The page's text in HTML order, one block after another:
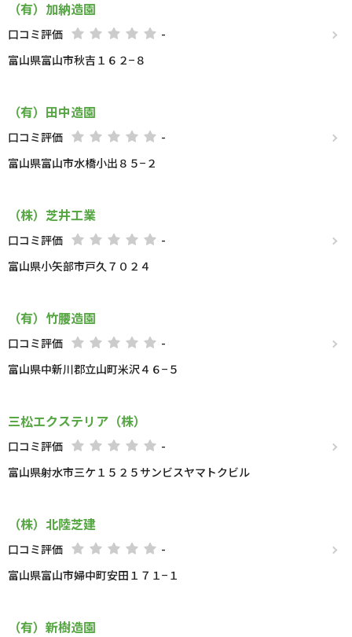
（有）加納造園
口コミ評価
-
富山県富山市秋吉１６２−８
（有）田中造園
口コミ評価
-
富山県富山市水橋小出８５−２
（株）芝井工業
口コミ評価
-
富山県小矢部市戸久７０２４
（有）竹腰造園
口コミ評価
-
富山県中新川郡立山町米沢４６−５
三松エクステリア（株）
口コミ評価
-
富山県射水市三ケ１５２５サンビスヤマトクビル
（株）北陸芝建
口コミ評価
-
富山県富山市婦中町安田１７１−１
（有）新樹造園